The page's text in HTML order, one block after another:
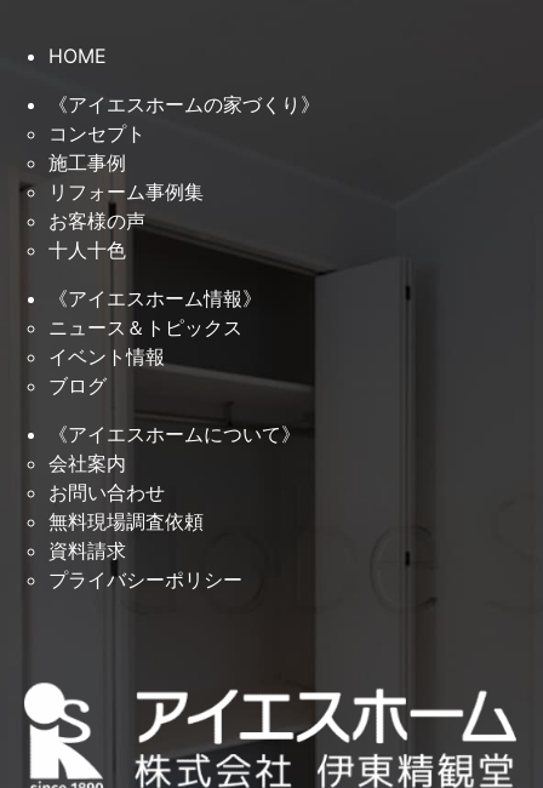
HOME
《アイエスホームの家づくり》
コンセプト
施工事例
リフォーム事例集
お客様の声
十人十色
《アイエスホーム情報》
ニュース＆トピックス
イベント情報
ブログ
《アイエスホームについて》
会社案内
お問い合わせ
無料現場調査依頼
資料請求
プライバシーポリシー